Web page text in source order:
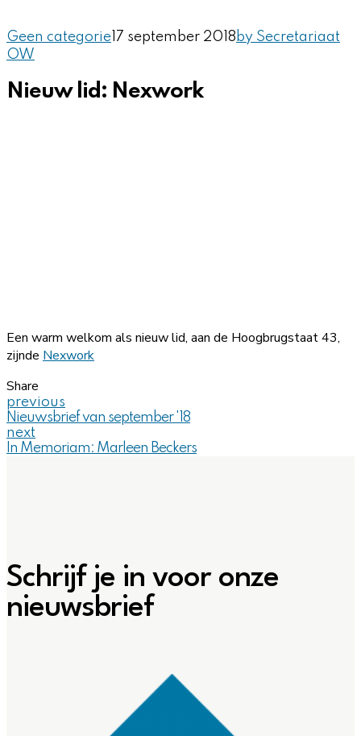
Geen categorie 17 september 2018 by Secretariaat
OW
Nieuw lid: Nexwork
Een warm welkom als nieuw lid, aan de Hoogbrugstaat 43,
zijnde Nexwork
Share
previous
Nieuwsbrief van september '18
next
In Memoriam: Marleen Beckers
Schrijf je in voor onze
nieuwsbrief